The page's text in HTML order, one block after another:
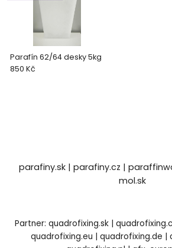
Parafín 62/64 desky 5kg
850 Kč
parafiny.sk| parafiny.cz |
mol.sk
Partner: quadrofixing.sk|
quadrofixing.eu | quadrofixing.de |